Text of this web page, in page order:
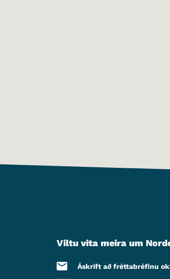
Viltu vita meira um
Áskrift að fréttabréfinu